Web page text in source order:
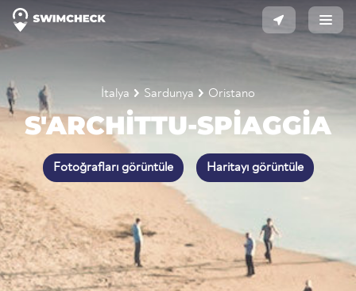
İtalya Sardunya Oristano
S'ARCHITTU-SPIAGGIA
Fotoğrafları görüntüle Haritayı görüntüle